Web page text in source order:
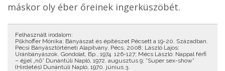
máskor oly éber őreinek ingerküszöbét.
Felhasznált irodalom:
Pilkhoffer Mónika: Bányászat és építészet Pécsett a 19-20. Században.
Pécsi Bányásztörténeti Alapítvány, Pécs, 2008; László Lajos:
Uránbányászok. Gondolat, Bp., 1974. 126-127; Mécs László: Nappal férfi
– éjjel „nő” Dunántúli Napló, 1972. augusztus 9; ”Super sex-show”
(Hirdetés) Dunántúli Napló, 1970. június 3.